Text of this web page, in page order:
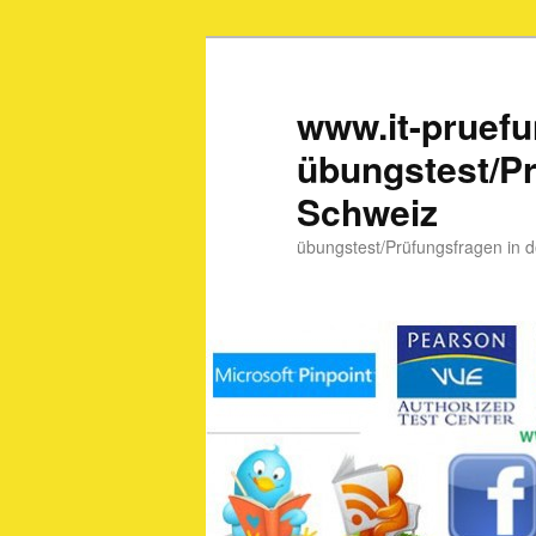
www.it-
übungstest/
Schweiz
übungstest/Prüfungsfragen in